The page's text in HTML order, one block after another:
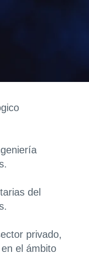
del
privado,
el ámbito